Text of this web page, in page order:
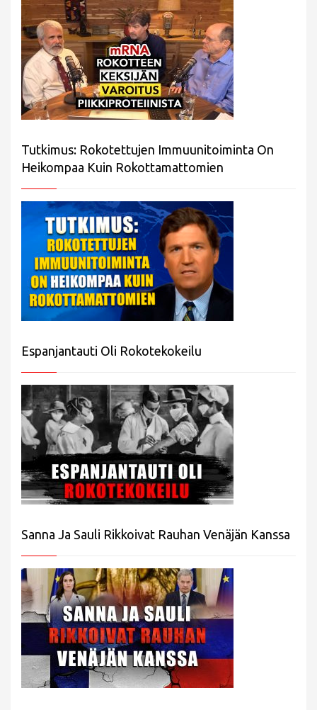
Tutkimus: Rokotettujen Immuunitoiminta On
Heikompaa Kuin Rokottamattomien
Espanjantauti Oli Rokotekokeilu
Sanna Ja Sauli Rikkoivat Rauhan Venäjän Kanssa